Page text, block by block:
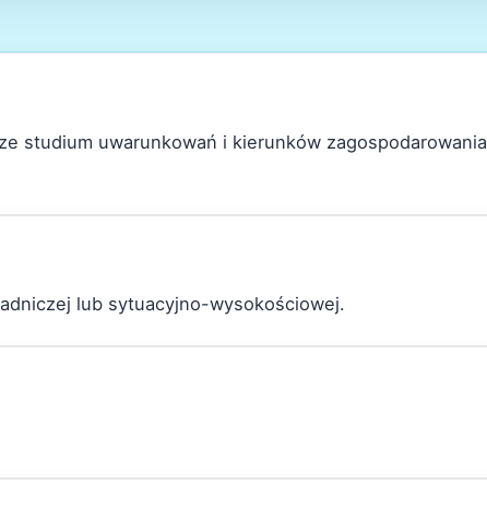
studium uwarunkowań i kierunków zagospodarowania
lub sytuacyjno-wysokościowej.